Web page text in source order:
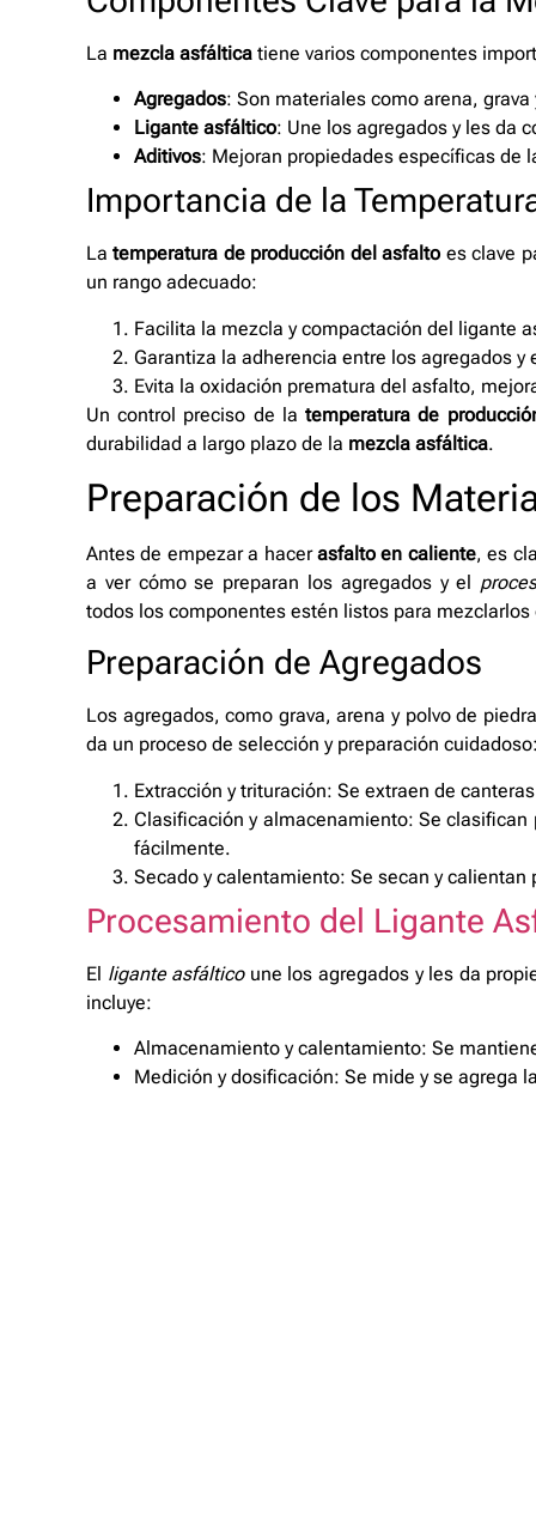
La mezcla asfáltica tiene varios componentes
Agregados: Son materiales como arena,
Ligante asfáltico: Une los agregados y les da
Aditivos: Mejoran propiedades específicas de
Importancia de la
Latemperatura de producción del asfalto es clave
un rango adecuado:
Facilita la mezcla y compactación del ligante
Garantiza la adherencia entre los agregados y
Evita la oxidación prematura del asfalto,
Un control preciso de latemperatura de
durabilidad a largo plazo de la mezcla asfáltica.
Preparación de los
Antes de empezar a hacerasfalto en caliente, es
a ver cómo se preparan los agregados y el
todos los componentes estén listos para
Preparación de Agregados
Los agregados, como grava, arena y polvo de
da un proceso de selección y preparación
Extracción y trituración: Se extraen de
Clasificación y almacenamiento: Se
fácilmente.
Secado y calentamiento: Se secan y
Procesamiento del Ligante
El ligante asfálticoune los agregados y les da
incluye:
Almacenamiento y calentamiento: Se
Medición y dosificación: Se mide y se agrega